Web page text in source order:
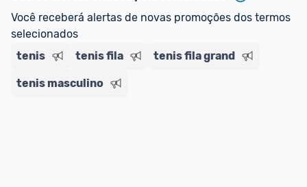
Entrega Expressa: A partir de 2 dias úteis.*
*Confira aqui
Você receberá alertas de novas promoções dos termos
selecionados
tenis
tenis fila tenis fila grand
tenis masculino